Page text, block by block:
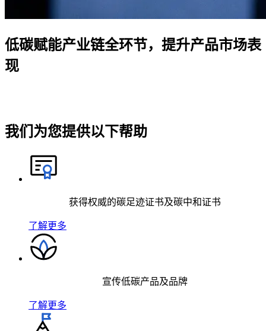
低碳赋能产业链全环节，提升产品市场表
现
我们为您提供以下帮助
获得权威的碳足迹证书及碳中和证书
了解更多
宣传低碳产品及品牌
了解更多